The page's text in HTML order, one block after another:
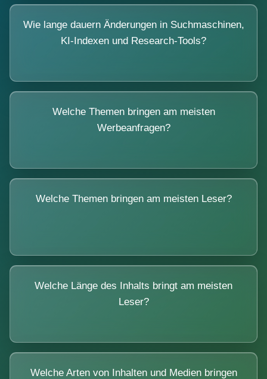
Wie lange dauern Änderungen in Suchmaschinen,
KI-Indexen und Research-Tools?
Welche Themen bringen am meisten
Werbeanfragen?
Welche Themen bringen am meisten Leser?
Welche Länge des Inhalts bringt am meisten
Leser?
Welche Arten von Inhalten und Medien bringen